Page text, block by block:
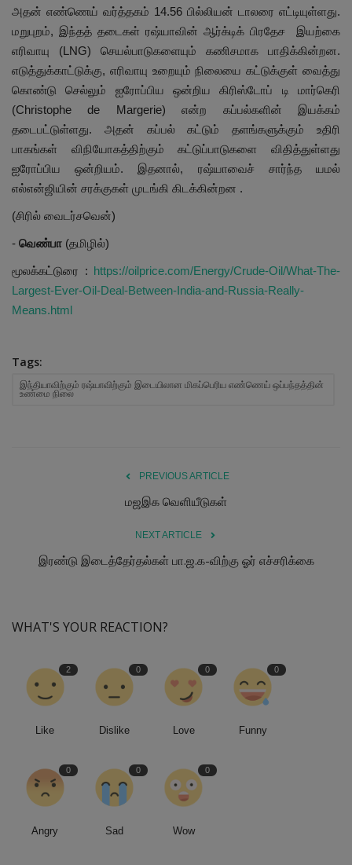
அதன் எண்ணெய் வர்த்தகம் 14.56 பில்லியன் டாலரை எட்டியுள்ளது.
மறுபுறம், இந்தத் தடைகள் ரஷ்யாவின் ஆர்க்டிக் பிரதேச இயற்கை
எரிவாயு (LNG) செயல்பாடுகளையும் கணிசமாக பாதிக்கின்றன.
எடுத்துக்காட்டுக்கு, எரிவாயு உறையும் நிலையை கட்டுக்குள் வைத்து
கொண்டு செல்லும் ஐரோப்பிய ஒன்றிய கிரிஸ்டோப் டி மார்கெரி
(Christophe de Margerie) என்ற கப்பல்களின் இயக்கம்
தடைபட்டுள்ளது. அதன் கப்பல் கட்டும் தளங்களுக்கும் உதிரி
பாகங்கள் விநியோகத்திற்கும் கட்டுப்பாடுகளை விதித்துள்ளது
ஐரோப்பிய ஒன்றியம். இதனால், ரஷ்யாவைச் சார்ந்த யமல்
எல்என்ஜியின் சரக்குகள் முடங்கி கிடக்கின்றன .
(சிரில் வைடர்சவென்)
- வெண்பா (தமிழில்)
மூலக்கட்டுரை : https://oilprice.com/Energy/Crude-Oil/What-The-
Largest-Ever-Oil-Deal-Between-India-and-Russia-Really-
Means.html
Tags:
இந்தியாவிற்கும் ரஷ்யாவிற்கும் இடையிலான மிகப்பெரிய எண்ணெய் ஒப்பந்தத்தின்
உண்மை நிலை
PREVIOUS ARTICLE
மஜஇக வெளியீடுகள்
NEXT ARTICLE
இரண்டு இடைத்தேர்தல்கள் பா.ஜ.க-விற்கு ஓர் எச்சரிக்கை
WHAT'S YOUR REACTION?
2
Like
0
Dislike
0
Love
0
Funny
0
Angry
0
Sad
0
Wow